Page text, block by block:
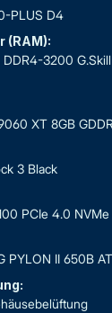
PLUS D4
(RAM):
DDR4-3200
XT 8GB
3 Black
PCIe 4.0 NVMe
PYLON II 650B